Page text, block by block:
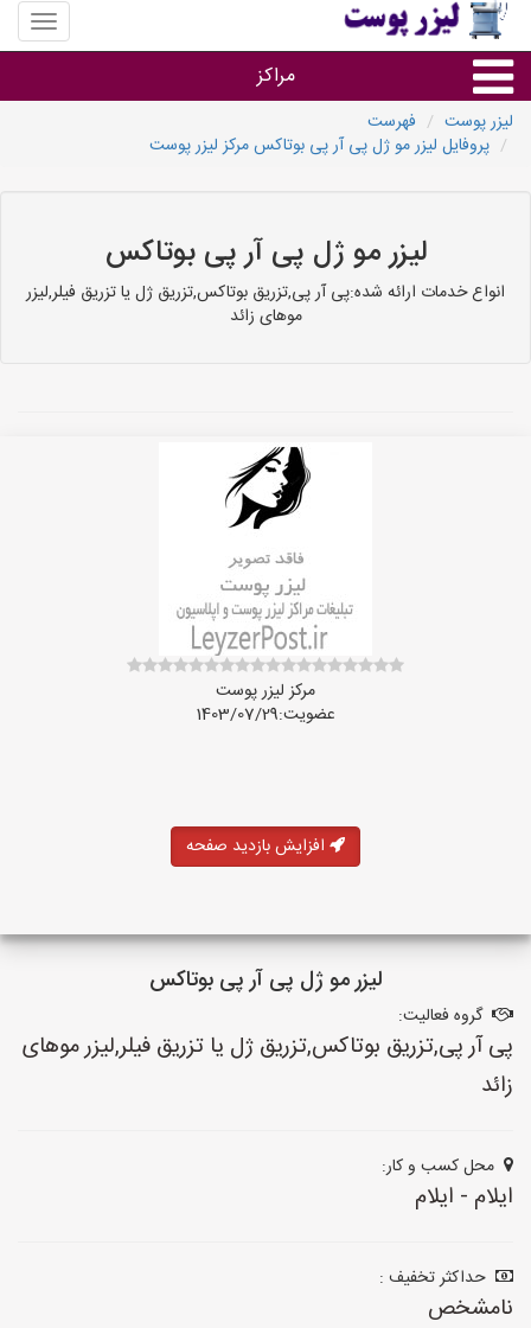
منوی
سایت
پوست
مراکز
گروه ها
لیزر پوست
فهرست
پروفایل لیزر مو ژل پی آر پی بوتاکس مرکز لیزر پوست
لیزر مو ژل پی آر پی بوتاکس
انواع خدمات ارائه شده:پی آر پی,تزریق بوتاکس,تزریق ژل یا تزریق فیلر,لیزر
موهای زائد
مرکز لیزر پوست
عضویت:1403/07/29
افزایش بازدید صفحه
لیزر مو ژل پی آر پی بوتاکس
گروه فعالیت:
پی آر پی,تزریق بوتاکس,تزریق ژل یا تزریق فیلر,لیزر موهای
زائد
محل کسب و کار:
ایلام - ایلام
حداکثر تخفیف :
نامشخص